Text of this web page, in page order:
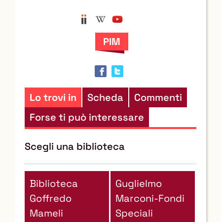
il
documento
risorse
AnobiiWikipedia
Lo trovi in Scheda
Commenti
Forse ti può interessare
Scegli una biblioteca
Biblioteca
Goffredo
Mameli
Guglielmo
Marconi-Fondi
Speciali